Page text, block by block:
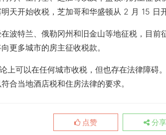
天开始收税，芝加哥和华盛顿从 2 月 15 日开
波特兰、俄勒冈州和旧金山等地征税，目
更多城市的房主征收税款。
上可以在任何城市收税，但也存在法律障碍
合当地酒店税和住房法律的要求。
点赞 分享